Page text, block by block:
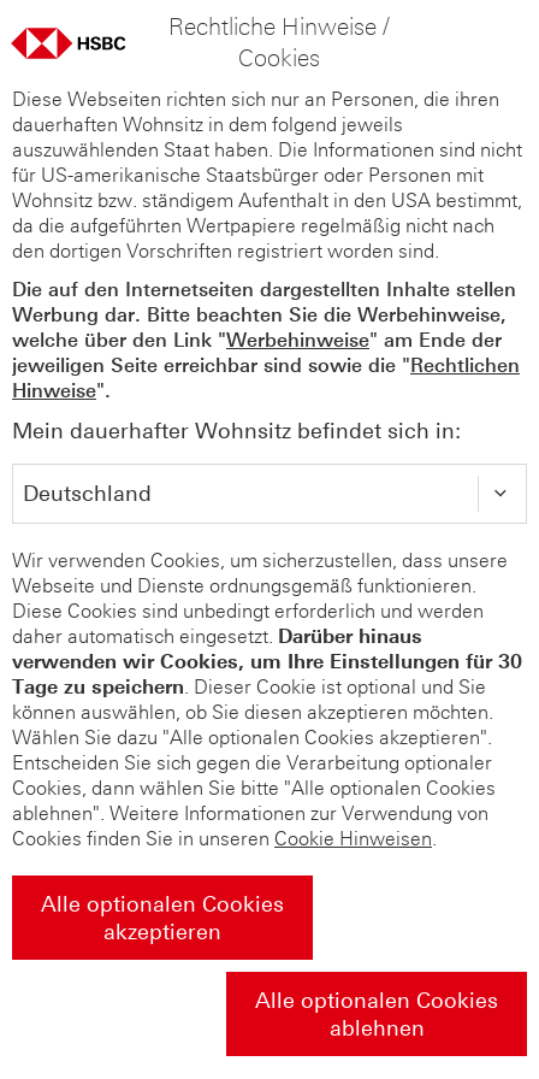
Rechtliche Hinweise /
Cookies
Diese Webseiten richten sich nur an Personen, die ihren
dauerhaften Wohnsitz in dem folgend jeweils
auszuwählenden Staat haben. Die Informationen sind nicht
für US-amerikanische Staatsbürger oder Personen mit
Wohnsitz bzw. ständigem Aufenthalt in den USA bestimmt,
da die aufgeführten Wertpapiere regelmäßig nicht nach
den dortigen Vorschriften registriert worden sind.
Die auf den Internetseiten dargestellten Inhalte stellen
Werbung dar. Bitte beachten Sie die Werbehinweise,
welche über den Link "Werbehinweise" am Ende der
jeweiligen Seite erreichbar sind sowie die "Rechtlichen
Hinweise".
Mein dauerhafter Wohnsitz befindet sich in:
Wir verwenden Cookies, um sicherzustellen, dass unsere
Webseite und Dienste ordnungsgemäß funktionieren.
Diese Cookies sind unbedingt erforderlich und werden
daher automatisch eingesetzt. Darüber hinaus
verwenden wir Cookies, um Ihre Einstellungen für 30
Tage zu speichern. Dieser Cookie ist optional und Sie
können auswählen, ob Sie diesen akzeptieren möchten.
Wählen Sie dazu "Alle optionalen Cookies akzeptieren".
Entscheiden Sie sich gegen die Verarbeitung optionaler
Cookies, dann wählen Sie bitte "Alle optionalen Cookies
ablehnen". Weitere Informationen zur Verwendung von
Cookies finden Sie in unseren Cookie Hinweisen.
Alle optionalen Cookies
akzeptieren
Alle optionalen Cookies
ablehnen